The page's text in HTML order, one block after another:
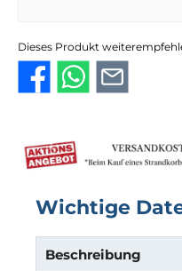
Dieses Produkt
Wichtige
Beschreibung